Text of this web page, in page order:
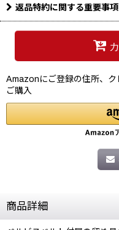
返品特約に関する重要事項
Amazonにご登録の住所、
ご購入
商品詳細